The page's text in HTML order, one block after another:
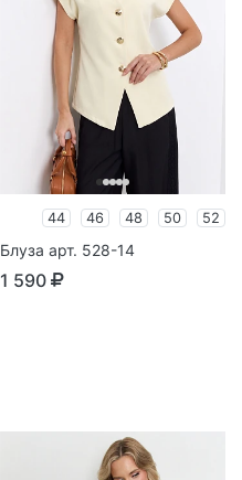
44 46 48 50 52
Блуза арт. 528-14
1 590